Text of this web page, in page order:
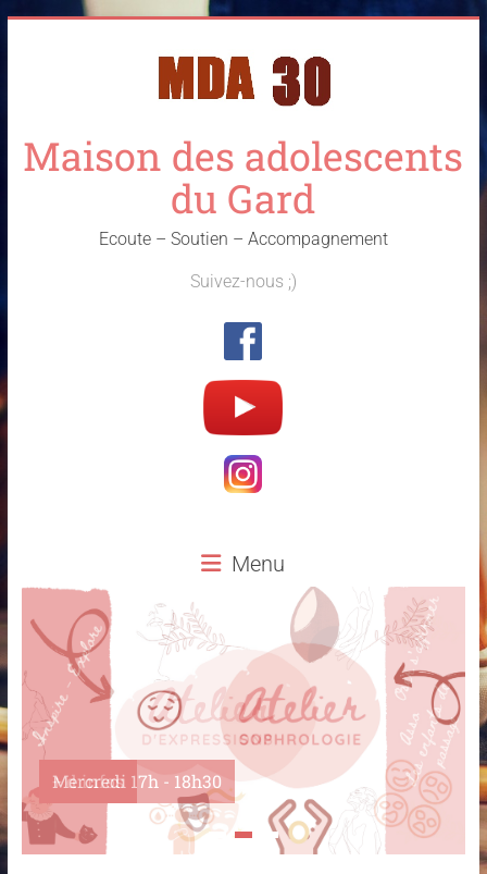
Maison des adolescents
du Gard
Ecoute – Soutien – Accompagnement
Suivez-nous ;)
Menu
Mercredi 17h - 18h30